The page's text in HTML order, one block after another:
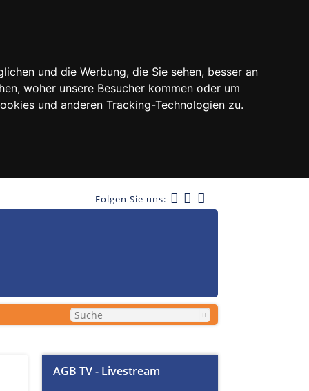
und die Werbung, die Sie sehen, besser an
woher unsere Besucher kommen oder um
und anderen Tracking-Technologien zu.
Folgen Sie uns:
AGB TV - Livestream